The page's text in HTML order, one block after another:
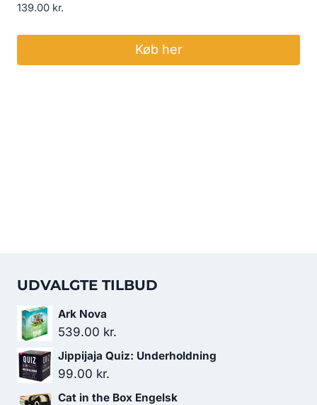
139.00 kr.
Køb her
UDVALGTE TILBUD
Ark Nova
539.00 kr.
Jippijaja Quiz: Underholdning
99.00 kr.
Cat in the Box Engelsk